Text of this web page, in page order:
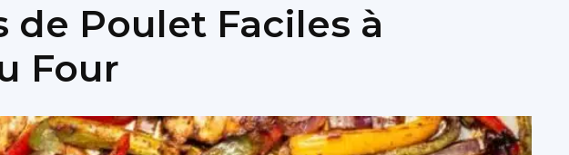
de Poulet Faciles à
Four